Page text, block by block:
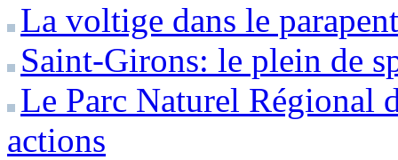
La voltige dans le
Saint-Girons: le plein de
Le Parc Naturel Régional
actions